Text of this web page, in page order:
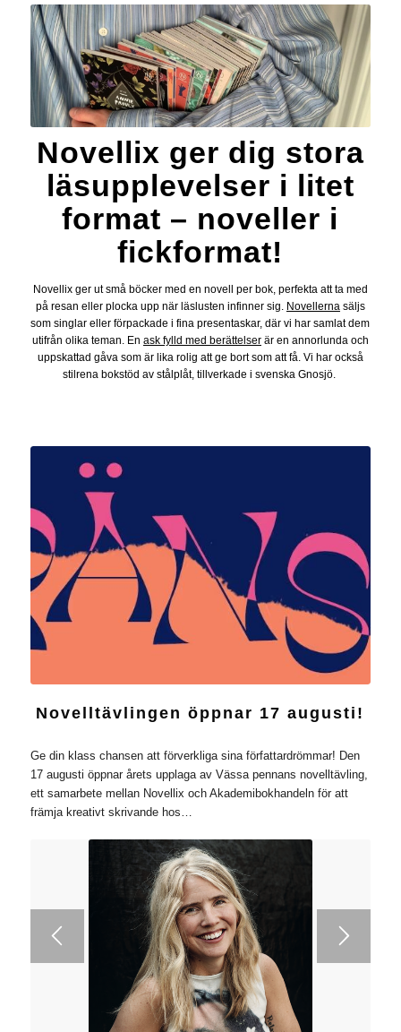
Novellix ger dig stora
läsupplevelser i litet
format – noveller i
fickformat!
Novellix ger ut små böcker med en novell per bok, perfekta att ta med
på resan eller plocka upp när läslusten infinner sig. Novellernasäljs
som singlar eller förpackade i fina presentaskar, där vi har samlat dem
utifrån olika teman. En ask fylld med berättelserär en annorlunda och
uppskattad gåva som är lika rolig att ge bort som att få. Vi har också
stilrena bokstöd av stålplåt, tillverkade i svenska Gnosjö.
Novelltävlingen öppnar 17 augusti!
Ge din klass chansen att förverkliga sina författardrömmar! Den
17 augusti öppnar årets upplaga av Vässa pennans novelltävling,
ett samarbete mellan Novellix och Akademibokhandeln för att
främja kreativt skrivande hos…